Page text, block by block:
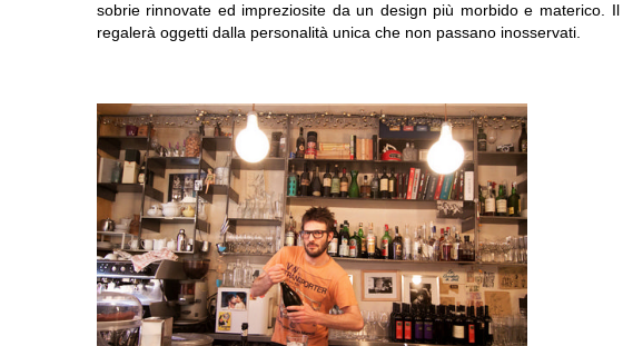
sobrie rinnovate ed impreziosite da un design più morbido e materico.
regalerà oggetti dalla personalità unica che non passano inosservati.